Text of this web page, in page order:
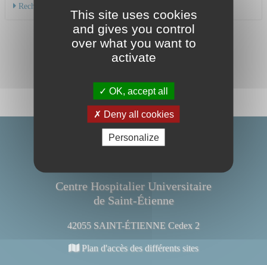
Recherche par médecin
Centre Hospitalier Universitaire
de Saint-Étienne
42055 SAINT-ÉTIENNE Cedex 2
Plan d'accès des différents sites
This site uses cookies
and gives you control
over what you want to
activate
OK, accept all
Deny all cookies
Personalize